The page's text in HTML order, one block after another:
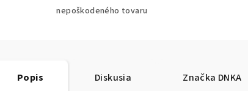
nepoškodeného tovaru
Popis Diskusia Značka DNKA